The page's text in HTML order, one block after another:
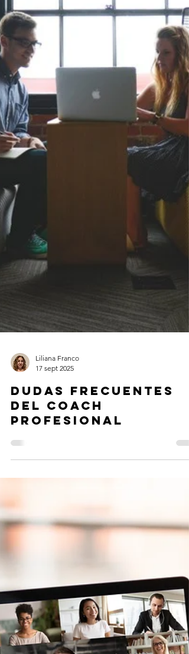
Liliana Franco
17 sept 2025
Dudas frecuentes
del coach
profesional